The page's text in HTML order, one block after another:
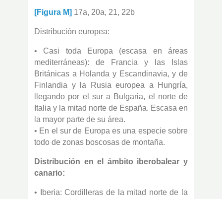
[Figura M] 17a, 20a, 21, 22b
Distribución europea:
• Casi toda Europa (escasa en áreas
mediterráneas): de Francia y las Islas
Británicas a Holanda y Escandinavia, y de
Finlandia y la Rusia europea a Hungría,
llegando por el sur a Bulgaria, el norte de
Italia y la mitad norte de España. Escasa en
la mayor parte de su área.
• En el sur de Europa es una especie sobre
todo de zonas boscosas de montaña.
Distribución en el ámbito iberobalear y
canario:
• Iberia: Cordilleras de la mitad norte de la